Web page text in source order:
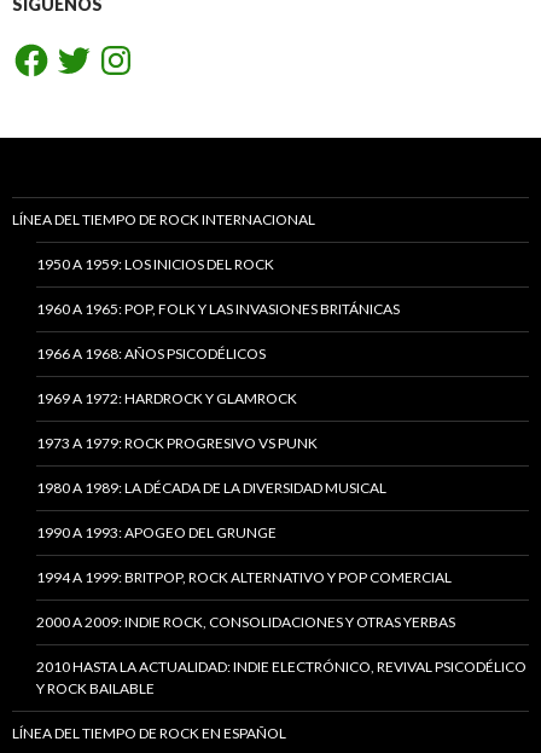
SÍGUENOS
FacebookTwitterInstagram
LÍNEA DEL TIEMPO DE ROCK INTERNACIONAL
1950 A 1959: LOS INICIOS DEL ROCK
1960 A 1965: POP, FOLK Y LAS INVASIONES BRITÁNICAS
1966 A 1968: AÑOS PSICODÉLICOS
1969 A 1972: HARDROCK Y GLAMROCK
1973 A 1979: ROCK PROGRESIVO VS PUNK
1980 A 1989: LA DÉCADA DE LA DIVERSIDAD MUSICAL
1990 A 1993: APOGEO DEL GRUNGE
1994 A 1999: BRITPOP, ROCK ALTERNATIVO Y POP COMERCIAL
2000 A 2009: INDIE ROCK, CONSOLIDACIONES Y OTRAS YERBAS
2010 HASTA LA ACTUALIDAD: INDIE ELECTRÓNICO, REVIVAL PSICODÉLICO
Y ROCK BAILABLE
LÍNEA DEL TIEMPO DE ROCK EN ESPAÑOL